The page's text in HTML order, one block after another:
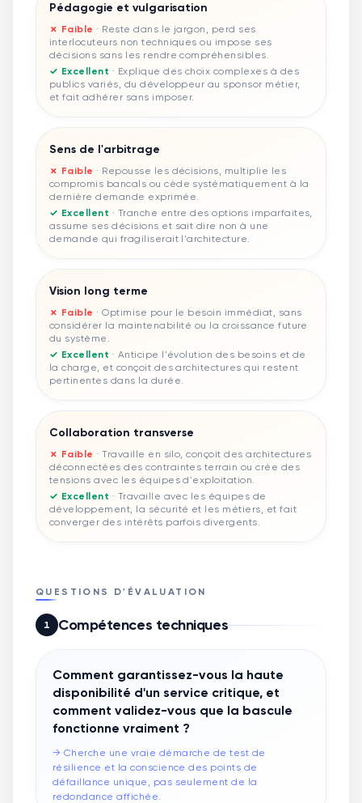
Pédagogie et vulgarisation
✗ Faible · Reste dans le jargon, perd ses
interlocuteurs non techniques ou impose ses
décisions sans les rendre compréhensibles.
✓ Excellent · Explique des choix complexes à des
publics variés, du développeur au sponsor métier,
et fait adhérer sans imposer.
Sens de l'arbitrage
✗ Faible · Repousse les décisions, multiplie les
compromis bancals ou cède systématiquement à la
dernière demande exprimée.
✓ Excellent · Tranche entre des options imparfaites,
assume ses décisions et sait dire non à une
demande qui fragiliserait l'architecture.
Vision long terme
✗ Faible ·Optimise pour le besoin immédiat, sans
considérer la maintenabilité ou la croissance future
du système.
✓ Excellent · Anticipe l'évolution des besoins et de
la charge, et conçoit des architectures qui restent
pertinentes dans la durée.
Collaboration transverse
✗ Faible ·Travaille en silo, conçoit des architectures
déconnectées des contraintes terrain ou crée des
tensions avec les équipes d'exploitation.
✓ Excellent · Travaille avec les équipes de
développement, la sécurité et les métiers, et fait
converger des intérêts parfois divergents.
QUESTIONS D'ÉVALUATION
1 Compétences techniques
Comment garantissez-vous la haute
disponibilité d'un service critique, et
comment validez-vous que la bascule
fonctionne vraiment ?
→ Cherche une vraie démarche de test de
résilience et la conscience des points de
défaillance unique, pas seulement de la
redondance affichée.